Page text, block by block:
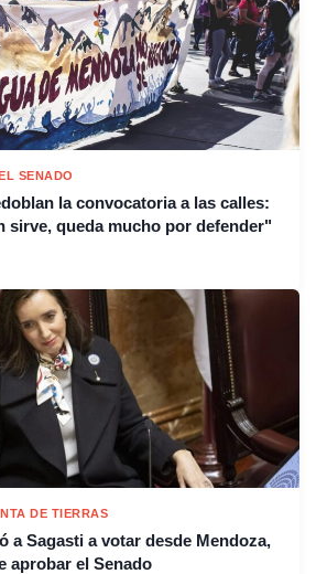
SENADO
la convocatoria a las calles:
sirve, queda mucho por defender"
DE TIERRAS
a Sagasti a votar desde Mendoza,
aprobar el Senado